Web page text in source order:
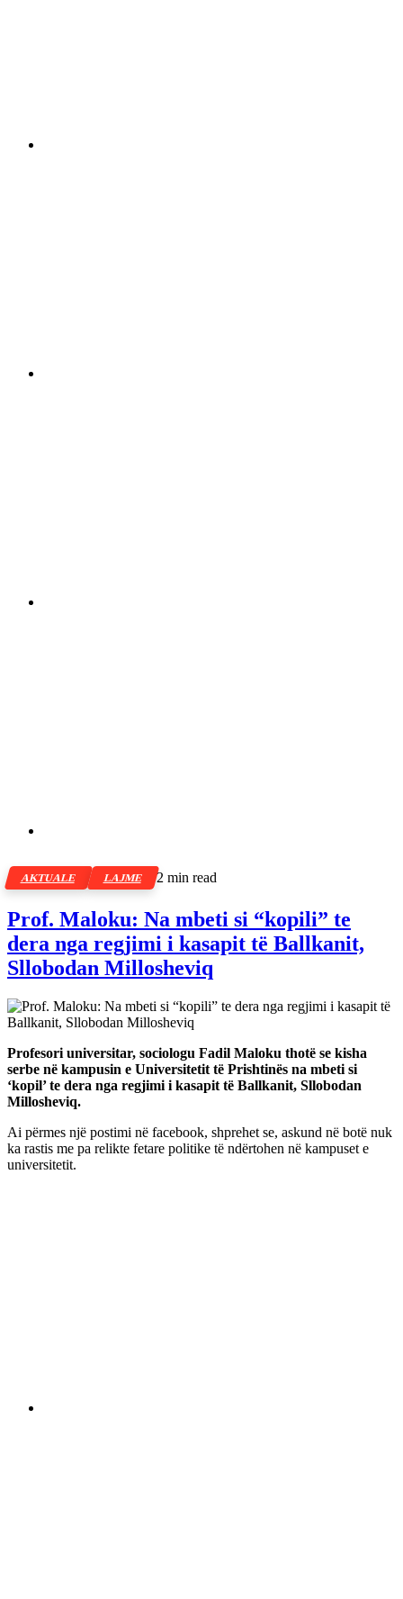
AKTUALE LAJME 2 min read
Prof. Maloku: Na mbeti si “kopili” te
dera nga regjimi i kasapit të Ballkanit,
Sllobodan Millosheviq
Profesori universitar, sociologu Fadil Maloku thotë se kisha
serbe në kampusin e Universitetit të Prishtinës na mbeti si
‘kopil’ te dera nga regjimi i kasapit të Ballkanit, Sllobodan
Millosheviq.
Ai përmes një postimi në facebook, shprehet se, askund në botë nuk
ka rastis me pa relikte fetare politike të ndërtohen në kampuset e
universitetit.